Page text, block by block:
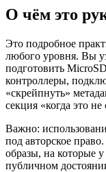
О чём это
Это подробное
любого уровня. Вы
подготовить
контроллеры,
«скрейпнуть»
секция «когда это не
Важно:
под авторское
образы, на которые у
публичном